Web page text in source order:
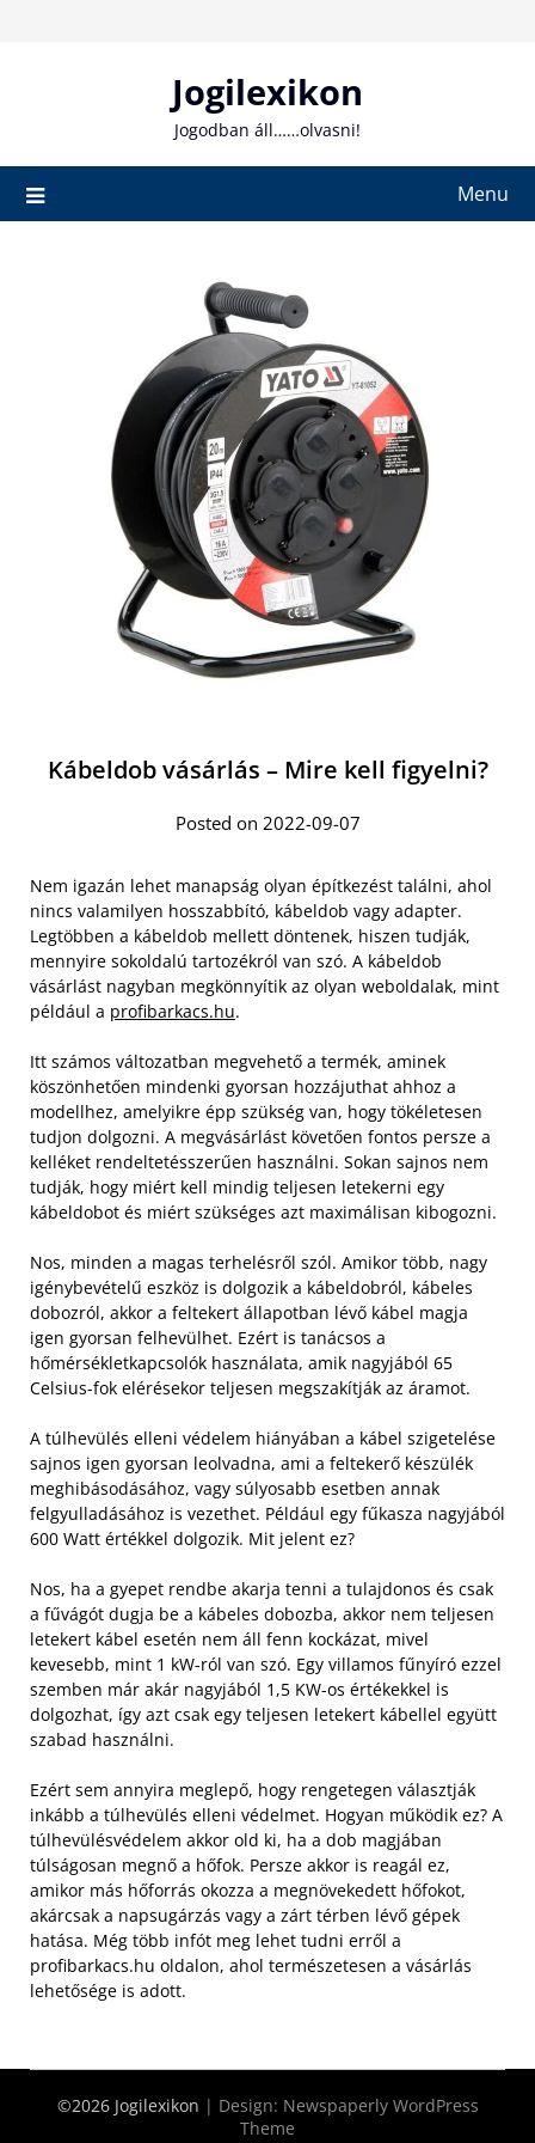
Jogilexikon
Jogodban áll……olvasni!
Menu
Kábeldob vásárlás – Mire kell figyelni?
Posted on 2022-09-07
Nem igazán lehet manapság olyan építkezést találni, ahol
nincs valamilyen hosszabbító, kábeldob vagy adapter.
Legtöbben a kábeldob mellett döntenek, hiszen tudják,
mennyire sokoldalú tartozékról van szó. A kábeldob
vásárlást nagyban megkönnyítik az olyan weboldalak, mint
például a profibarkacs.hu.
Itt számos változatban megvehető a termék, aminek
köszönhetően mindenki gyorsan hozzájuthat ahhoz a
modellhez, amelyikre épp szükség van, hogy tökéletesen
tudjon dolgozni. A megvásárlást követően fontos persze a
kelléket rendeltetésszerűen használni. Sokan sajnos nem
tudják, hogy miért kell mindig teljesen letekerni egy
kábeldobot és miért szükséges azt maximálisan kibogozni.
Nos, minden a magas terhelésről szól. Amikor több, nagy
igénybevételű eszköz is dolgozik a kábeldobról, kábeles
dobozról, akkor a feltekert állapotban lévő kábel magja
igen gyorsan felhevülhet. Ezért is tanácsos a
hőmérsékletkapcsolók használata, amik nagyjából 65
Celsius-fok elérésekor teljesen megszakítják az áramot.
A túlhevülés elleni védelem hiányában a kábel szigetelése
sajnos igen gyorsan leolvadna, ami a feltekerő készülék
meghibásodásához, vagy súlyosabb esetben annak
felgyulladásához is vezethet. Például egy fűkasza nagyjából
600 Watt értékkel dolgozik. Mit jelent ez?
Nos, ha a gyepet rendbe akarja tenni a tulajdonos és csak
a fűvágót dugja be a kábeles dobozba, akkor nem teljesen
letekert kábel esetén nem áll fenn kockázat, mivel
kevesebb, mint 1 kW-ról van szó. Egy villamos fűnyíró ezzel
szemben már akár nagyjából 1,5 KW-os értékekkel is
dolgozhat, így azt csak egy teljesen letekert kábellel együtt
szabad használni.
Ezért sem annyira meglepő, hogy rengetegen választják
inkább a túlhevülés elleni védelmet. Hogyan működik ez? A
túlhevülésvédelem akkor old ki, ha a dob magjában
túlságosan megnő a hőfok. Persze akkor is reagál ez,
amikor más hőforrás okozza a megnövekedett hőfokot,
akárcsak a napsugárzás vagy a zárt térben lévő gépek
hatása. Még több infót meg lehet tudni erről a
profibarkacs.hu oldalon, ahol természetesen a vásárlás
lehetősége is adott.
©2026 Jogilexikon | Design: Newspaperly WordPress
Theme